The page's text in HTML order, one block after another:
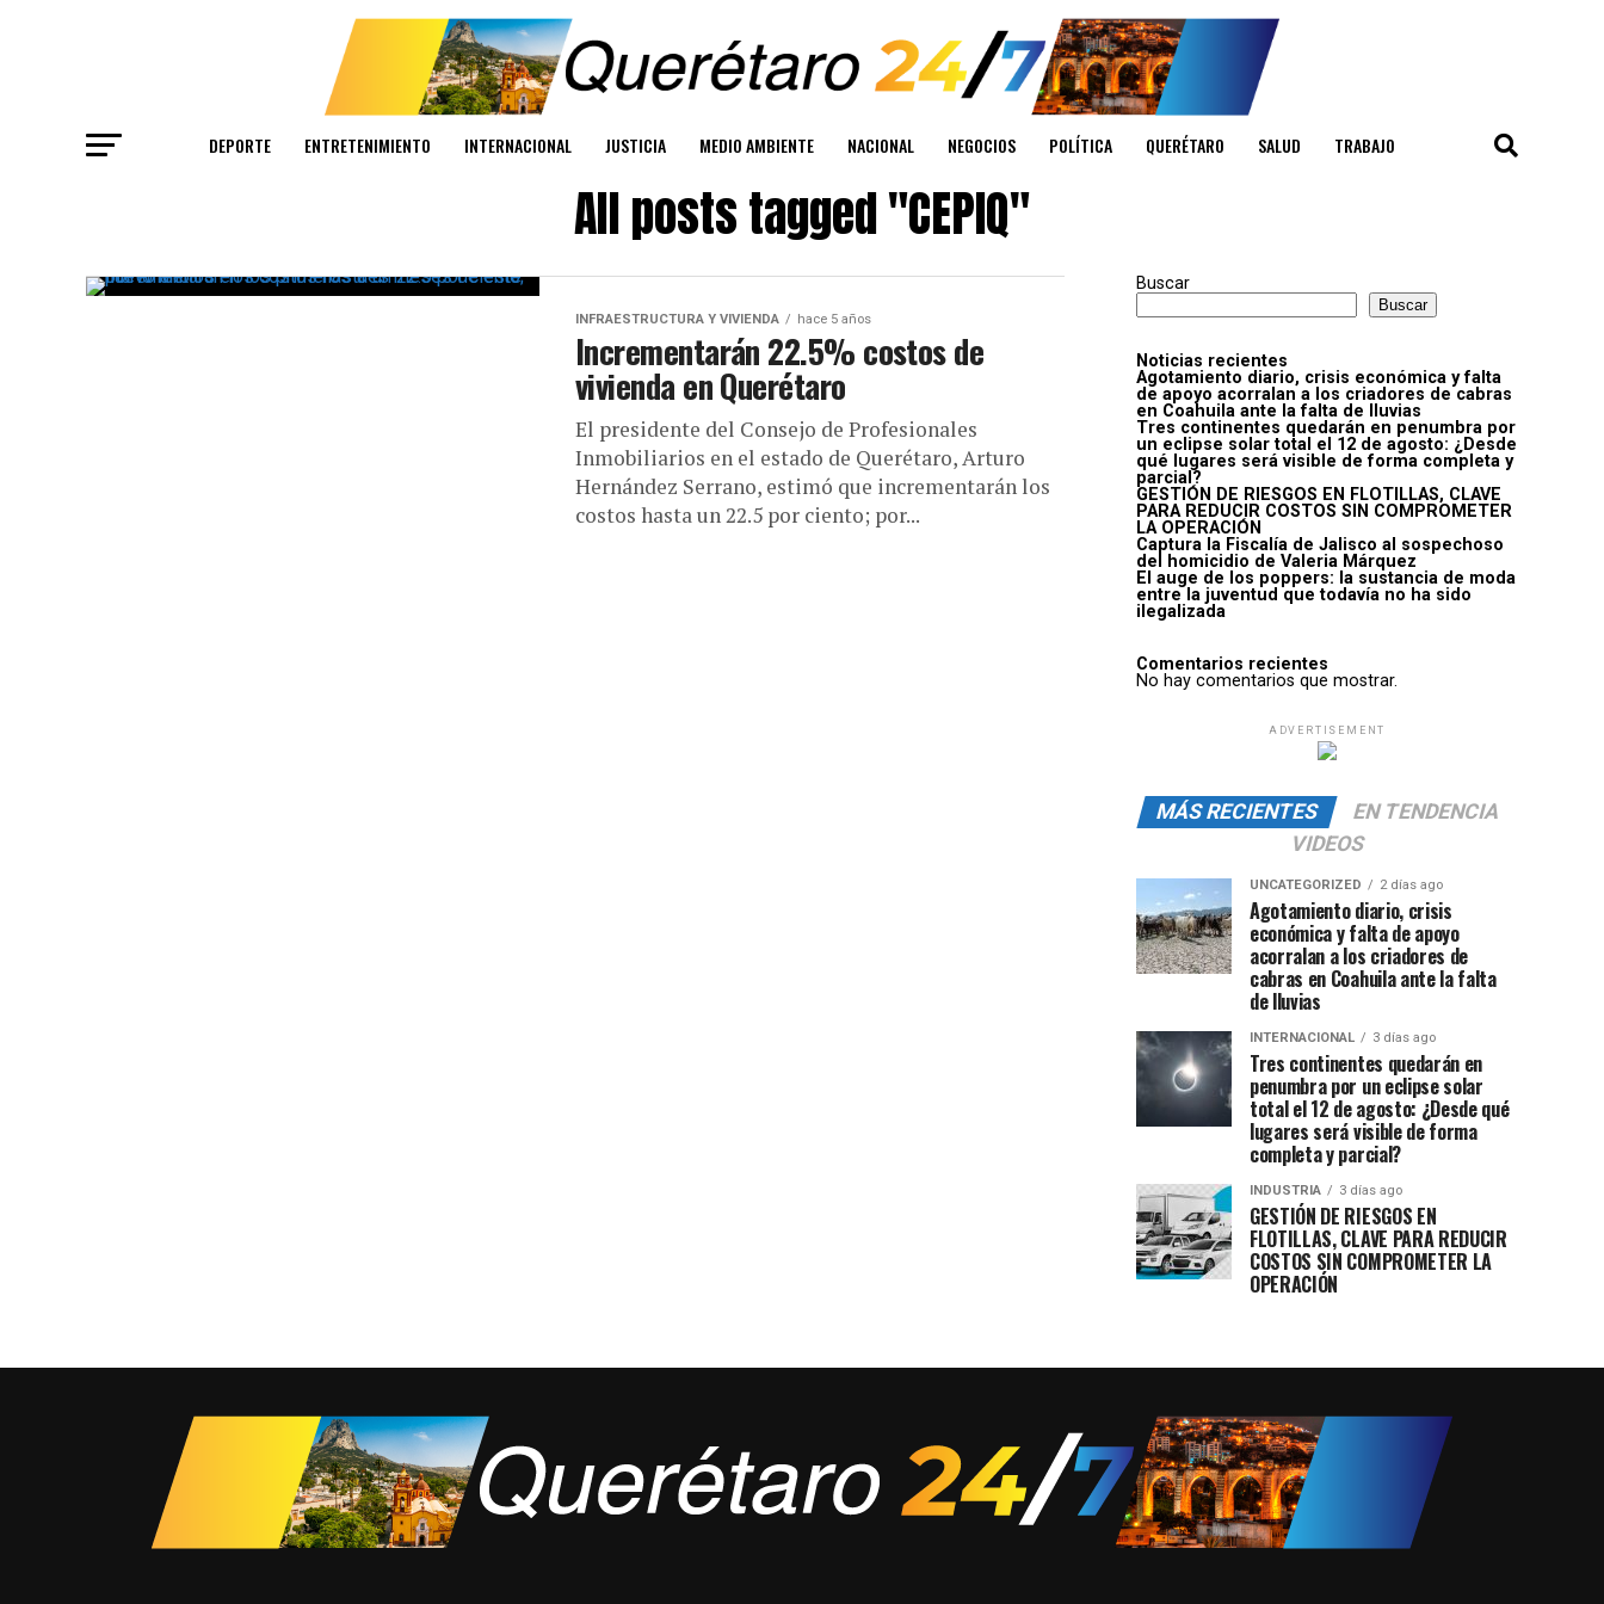
DEPORTE ENTRETENIMIENTO INTERNACIONAL JUSTICIA MEDIO AMBIENTE NACIONAL NEGOCIOS POLÍTICA QUERÉTARO SALUD TRABAJO
All posts tagged "CEPIQ"
INFRAESTRUCTURA Y VIVIENDA hace 5 años
Incrementarán 22.5% costos de
vivienda en Querétaro
El presidente del Consejo de Profesionales
Inmobiliarios en el estado de Querétaro, Arturo
Hernández Serrano, estimó que incrementarán los
costos hasta un 22.5 por ciento; por...
Buscar
Buscar
Noticias recientes
Agotamiento diario, crisis económica y falta
de apoyo acorralan a los criadores de cabras
en Coahuila ante la falta de lluvias
Tres continentes quedarán en penumbra por
un eclipse solar total el 12 de agosto: ¿Desde
qué lugares será visible de forma completa y
parcial?
GESTIÓN DE RIESGOS EN FLOTILLAS, CLAVE
PARA REDUCIR COSTOS SIN COMPROMETER
LA OPERACIÓN
Captura la Fiscalía de Jalisco al sospechoso
del homicidio de Valeria Márquez
El auge de los poppers: la sustancia de moda
entre la juventud que todavía no ha sido
ilegalizada
Comentarios recientes
No hay comentarios que mostrar.
ADVERTISEMENT
MÁS RECIENTES
EN TENDENCIA
VIDEOS
UNCATEGORIZED 2 días ago
Agotamiento diario, crisis
económica y falta de apoyo
acorralan a los criadores de
cabras en Coahuila ante la falta
de lluvias
INTERNACIONAL 3 días ago
Tres continentes quedarán en
penumbra por un eclipse solar
total el 12 de agosto: ¿Desde qué
lugares será visible de forma
completa y parcial?
INDUSTRIA 3 días ago
GESTIÓN DE RIESGOS EN
FLOTILLAS, CLAVE PARA REDUCIR
COSTOS SIN COMPROMETER LA
OPERACIÓN